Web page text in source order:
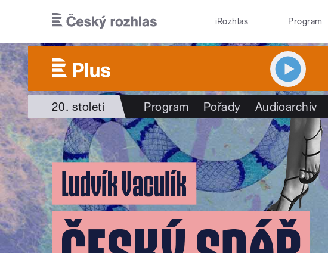
iRozhlas Program
20. století Program Pořady Audioarchiv